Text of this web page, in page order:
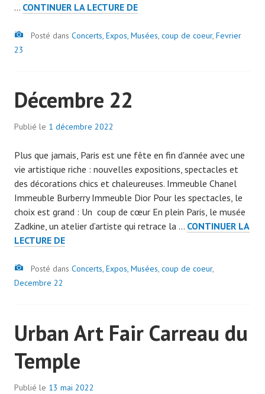
7
7
… CONTINUER LA LECTURE DEFÉVRIER
Image
Posté dans Concerts, Expos, Musées, coup de coeur, Fevrier
23
Décembre 22
Publié le 1 décembre 2022
r
a
d
m
i
n
7
Plus que jamais, Paris est une fête en fin d'année avec une
vie artistique riche : nouvelles expositions, spectacles et
des décorations chics et chaleureuses. Immeuble Chanel
Immeuble Burberry Immeuble Dior Pour les spectacles, le
choix est grand : Un coup de cœur En plein Paris, le musée
Zadkine, un atelier d’artiste qui retrace la … CONTINUER LA
LECTURE DEDÉCEMBRE
Image
Posté dans Concerts, Expos, Musées, coup de coeur,
Decembre 22
Urban Art Fair Carreau du
Temple
Publié le 13 mai 2022